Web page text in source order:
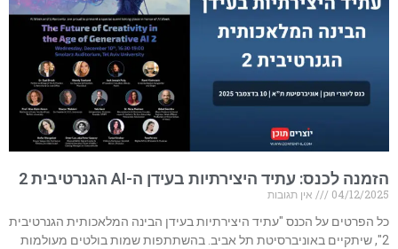
הזמנה לכנס: עתיד היצירתיות בעידן ה-AI הגנרטיבית 2
04/12/2025
אין תגובות
כל הפרטים על הכנס "עתיד היצירתיות בעידן הבינה המלאכותית הגנרטיבית
2", שיתקיים באוניברסיטת תל אביב. בהשתתפות שמות בולטים מעולמות